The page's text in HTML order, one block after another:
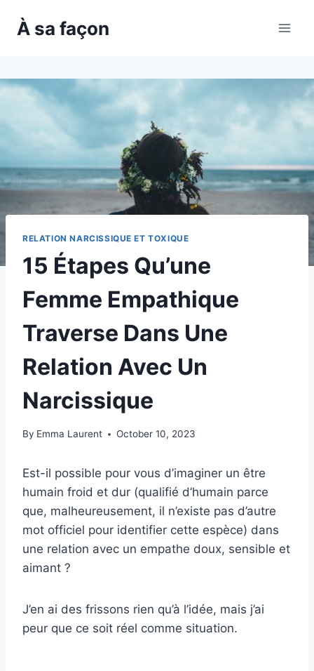
À sa façon
RELATION NARCISSIQUE ET TOXIQUE
15 Étapes Qu’une
Femme Empathique
Traverse Dans Une
Relation Avec Un
Narcissique
By Emma Laurent October 10, 2023
Est-il possible pour vous d’imaginer un être
humain froid et dur (qualifié d’humain parce
que, malheureusement, il n’existe pas d’autre
mot officiel pour identifier cette espèce) dans
une relation avec un empathe doux, sensible et
aimant ?
J’en ai des frissons rien qu’à l’idée, mais j’ai
peur que ce soit réel comme situation.